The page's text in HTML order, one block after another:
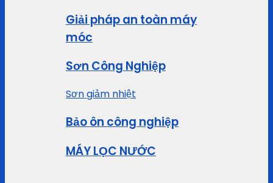
Giải pháp an toàn máy
móc
Sơn Công Nghiệp
Sơn giảm nhiệt
Bảo ôn công nghiệp
MÁY LỌC NƯỚC